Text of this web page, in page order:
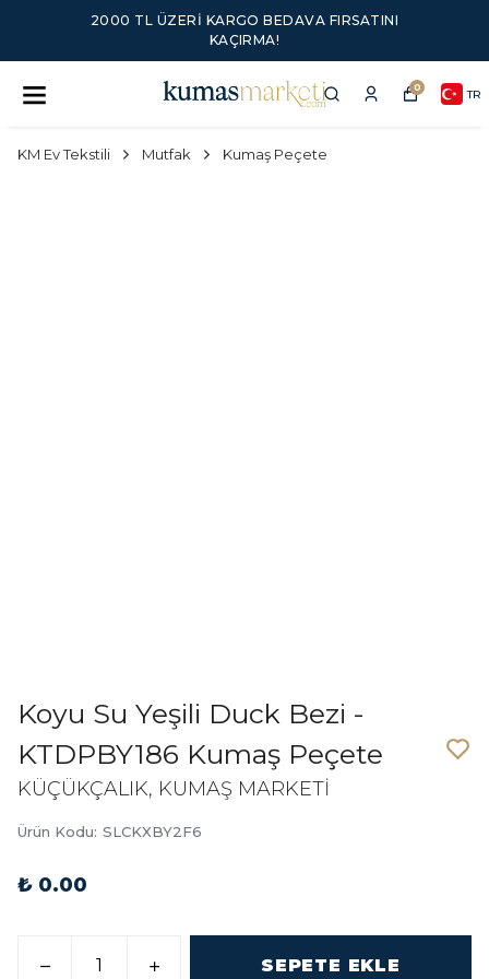
2000 TL ÜZERI KARGO BEDAVA FIRSATINI
KAÇIRMA!
0 TR
KM Ev Tekstili Mutfak Kumaş Peçete
Koyu Su Yeşili Duck Bezi -
KTDPBY186 Kumaş Peçete
KÜÇÜKÇALIK, KUMAŞ MARKETİ
Ürün Kodu: SLCKXBY2F6
₺ 0.00
SEPETE EKLE